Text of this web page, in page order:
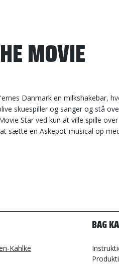
MOVIE
Danmark en milkshakebar,
skuespiller og sanger og stå
Star ved kun at ville spille
sætte en Askepot-musical op
Kahlke
BAG